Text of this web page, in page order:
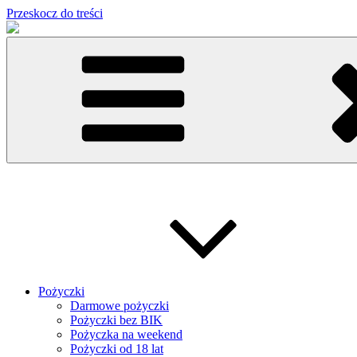
Przeskocz do treści
Pożyczki
Darmowe pożyczki
Pożyczki bez BIK
Pożyczka na weekend
Pożyczki od 18 lat